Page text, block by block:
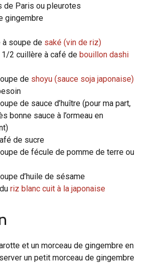
de Paris ou pleurotes
gingembre
à soupe de saké (vin de riz)
1/2 cuillère à café de bouillon dashi
de shoyu (sauce soja japonaise)
de sauce d’huître (pour ma part,
bonne sauce à l’ormeau en
de sucre
de fécule de pomme de terre ou
d’huile de sésame
riz blanc cuit à la japonaise
et un morceau de gingembre en
un petit morceau de gingembre